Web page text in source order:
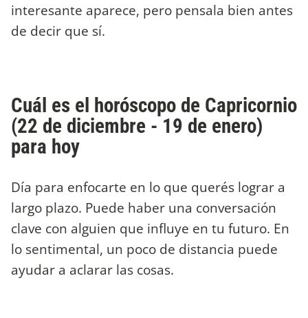
interesante aparece, pero pensala bien antes
de decir que sí.
Cuál es el horóscopo de Capricornio
(22 de diciembre - 19 de enero)
para hoy
Día para enfocarte en lo que querés lograr a
largo plazo. Puede haber una conversación
clave con alguien que influye en tu futuro. En
lo sentimental, un poco de distancia puede
ayudar a aclarar las cosas.